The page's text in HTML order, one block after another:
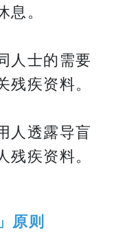
。
人士的需要
疾资料。
人透露导盲
疾资料。
原则